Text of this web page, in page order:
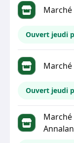
Ouvert jeudi
Marché
Ouvert jeudi